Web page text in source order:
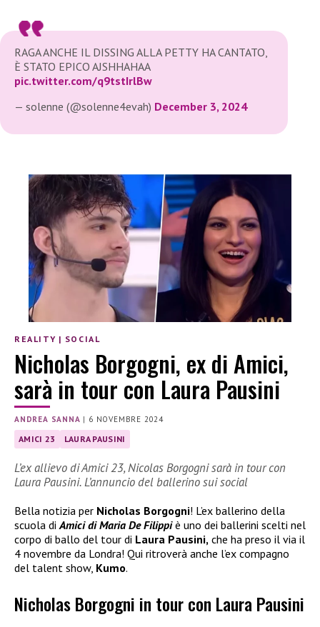
RAGA ANCHE IL DISSING ALLA PETTY HA CANTATO,
È STATO EPICO AJSHHAHAA
pic.twitter.com/q9tstIrlBw
— solenne (@solenne4evah) December 3, 2024
REALITY | SOCIAL
Nicholas Borgogni, ex di Amici,
sarà in tour con Laura Pausini
ANDREA SANNA | 6 NOVEMBRE 2024
AMICI 23 LAURA PAUSINI
L’ex allievo di Amici 23, Nicolas Borgogni sarà in tour con
Laura Pausini. L’annuncio del ballerino sui social
Bella notizia per Nicholas Borgogni! L’ex ballerino della
scuola di Amici di Maria De Filippiè uno dei ballerini scelti nel
corpo di ballo del tour di Laura Pausini, che ha preso il via il
4 novembre da Londra! Qui ritroverà anche l’ex compagno
del talent show, Kumo.
Nicholas Borgogni in tour con Laura Pausini